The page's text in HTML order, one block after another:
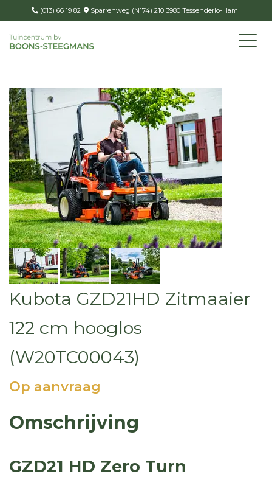
(013) 66 19 82 Sparrenweg (N174) 210 3980 Tessenderlo-Ham
Kubota GZD21HD Zitmaaier
122 cm hooglos
(W20TC00043)
Op aanvraag
Omschrijving
GZD21 HD Zero Turn